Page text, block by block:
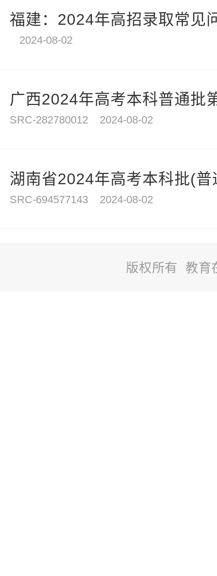
福建：2024年高招录取常见
2024-08-02
广西2024年高考本科普通批
SRC-282780012 2024-08-02
湖南省2024年高考本科批(
SRC-694577143 2024-08-02
版权所有 教育